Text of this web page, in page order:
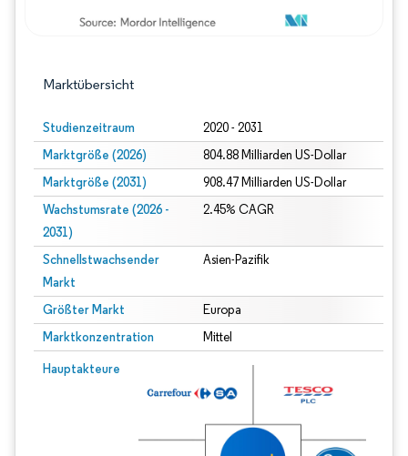
Marktübersicht
Studienzeitraum 2020 - 2031
Marktgröße (2026) 804.88 Milliarden US-Dollar
Marktgröße (2031) 908.47 Milliarden US-Dollar
Wachstumsrate (2026 -
2031)
2.45% CAGR
Schnellstwachsender
Markt
Asien-Pazifik
Größter Markt Europa
Marktkonzentration Mittel
Hauptakteure
Bild © Mordor Intelligence. Wiederverwendung erfordert Namensnennung